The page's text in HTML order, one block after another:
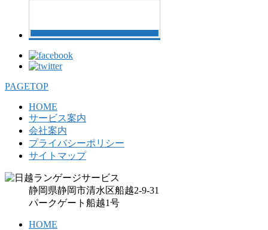
PAGETOP
HOME
サービス案内
会社案内
プライバシーポリシー
サイトマップ
静岡県静岡市清水区船越2-9-31
パークゲート船越1号
HOME